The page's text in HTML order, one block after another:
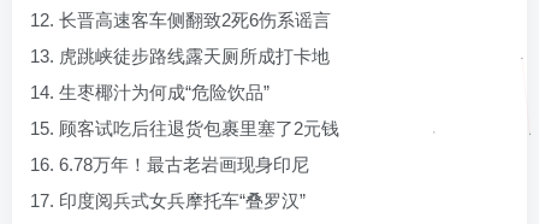
12. 长晋高速客车侧翻致2死6伤系谣言
13. 虎跳峡徒步路线露天厕所成打卡地
14. 生枣椰汁为何成“危险饮品”
15. 顾客试吃后往退货包裹里塞了2元钱
16. 6.78万年！最古老岩画现身印尼
17. 印度阅兵式女兵摩托车“叠罗汉”